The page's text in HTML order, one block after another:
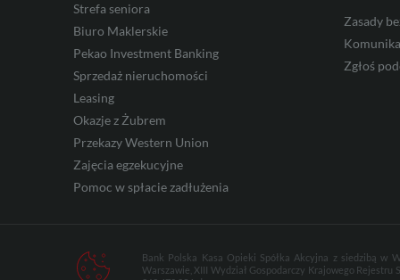
NOK
Strefa seniora
Biuro Maklerskie
Pekao Investment Banking
Sprzedaż nieruchomości
Leasing
Okazje z Żubrem
Przekazy Western Union
Zajęcia egzekucyjne
Pomoc w spłacie zadłużenia
Zasady
Zgłoś
Bank Polska Kasa Opieki Spółka Akcyjna z siedzibą w
Warszawie, XIII Wydział Gospodarczy Krajowego Rejestru